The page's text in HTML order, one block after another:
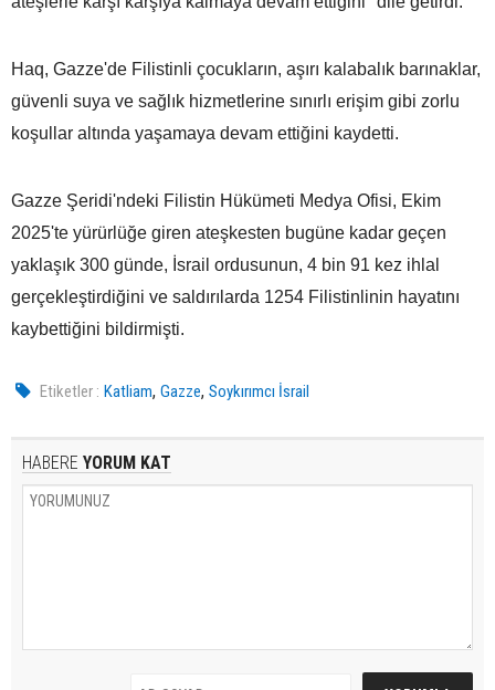
Haq, Gazze'de Filistinli çocukların, aşırı kalabalık barınaklar,
güvenli suya ve sağlık hizmetlerine sınırlı erişim gibi zorlu
koşullar altında yaşamaya devam ettiğini kaydetti.
Gazze Şeridi'ndeki Filistin Hükümeti Medya Ofisi, Ekim
2025'te yürürlüğe giren ateşkesten bugüne kadar geçen
yaklaşık 300 günde, İsrail ordusunun, 4 bin 91 kez ihlal
gerçekleştirdiğini ve saldırılarda 1254 Filistinlinin hayatını
kaybettiğini bildirmişti.
Etiketler : Katliam,Gazze,Soykırımcı İsrail
HABERE YORUM KAT